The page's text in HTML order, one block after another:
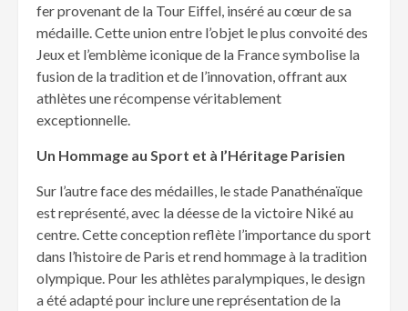
fer provenant de la Tour Eiffel, inséré au cœur de sa
médaille. Cette union entre l’objet le plus convoité des
Jeux et l’emblème iconique de la France symbolise la
fusion de la tradition et de l’innovation, offrant aux
athlètes une récompense véritablement
exceptionnelle.
Un Hommage au Sport et à l’Héritage Parisien
Sur l’autre face des médailles, le stade Panathénaïque
est représenté, avec la déesse de la victoire Niké au
centre. Cette conception reflète l’importance du sport
dans l’histoire de Paris et rend hommage à la tradition
olympique. Pour les athlètes paralympiques, le design
a été adapté pour inclure une représentation de la